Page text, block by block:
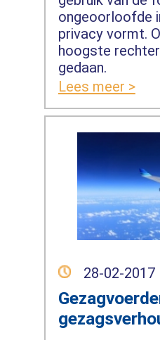
ongeoorloofde
privacy vormt.
hoogste
gedaan.
Lees meer >
28-02-2017